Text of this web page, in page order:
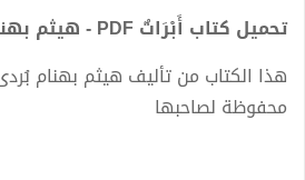
تحميل كتاب أَبْرَاتٌ PDF - هيثم بهنام بُردى
هذا الكتاب من تأليف هيثم بهنام
محفوظة لصاحبها